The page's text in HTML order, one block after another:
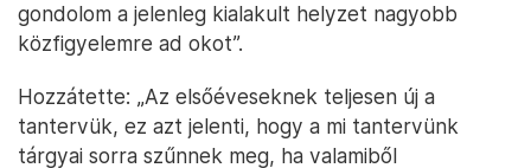
gondolom a jelenleg kialakult helyzet nagyobb
közfigyelemre ad okot”.
Hozzátette: „Az elsőéveseknek teljesen új a
tantervük, ez azt jelenti, hogy a mi tantervünk
tárgyai sorra szűnnek meg, ha valamiből